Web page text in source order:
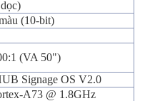
(10-bit)
(VA 50")
Signage OS V2.0
A73 @ 1.8GHz